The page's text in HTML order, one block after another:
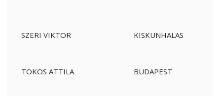
SZERI VIKTOR KISKUNHALAS
TOKOS ATTILA BUDAPEST